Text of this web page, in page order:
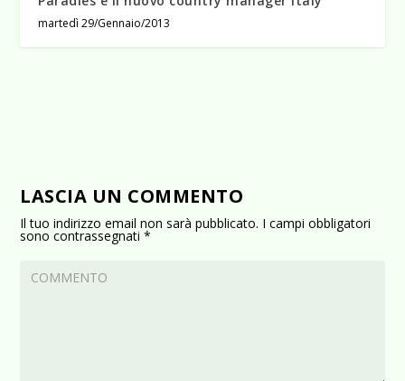
martedì 29/Gennaio/2013
LASCIA UN COMMENTO
Il tuo indirizzo email non sarà pubblicato. I campi obbligatori
sono contrassegnati*